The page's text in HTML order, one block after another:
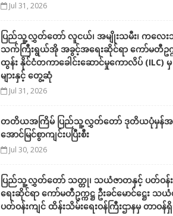
Jul 31, 2026
ပြည်သူ့လွှတ်တော် လူငယ်၊ အမျိုးသမီး၊ ကလေ
သက်ကြီးရွယ်အို အခွင့်အရေးဆိုင်ရာ ကော်မတီဥက္ကဋ္
ထွန်း နိုင်ငံတကာခေါင်းဆောင်မှုကောလိပ် (ILC)
များနှင့် တွေ့ဆုံ
Jul 31, 2026
တတိယအကြိမ် ပြည်သူ့လွှတ်တော် ဒုတိယပုံမှန်အ
အောင်မြင်စွာကျင်းပပြီးစီး
Jul 30, 2026
ပြည်သူ့လွှတ်တော် သတ္တု၊ သယံဇာတနှင့် ပတ်ဝန်း
ရေးဆိုင်ရာ ကော်မတီဥက္ကဋ္ဌ ဦးခင်မောင်ဋ္ဌေး
ပတ်ဝန်းကျင် ထိန်းသိမ်းရေးဝန်ကြီးဌာနမှ တာဝ